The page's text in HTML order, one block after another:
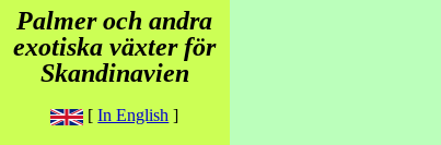
Palmer och andra
exotiska växter för
Skandinavien
[In English ]